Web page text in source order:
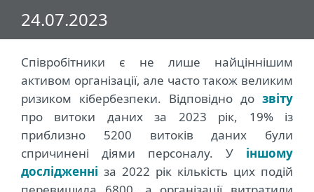
24.07.2023
Співробітники є не лише найціннішим
активом організації, але часто також великим
ризиком кібербезпеки. Відповідно до звіту
про витоки даних за 2023 рік, 19% із
приблизно 5200 витоків даних були
спричинені діями персоналу. У іншому
дослідженні за 2022 рік кількість цих подій